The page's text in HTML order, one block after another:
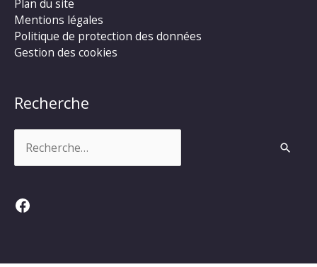
Plan du site
Mentions légales
Politique de protection des données
Gestion des cookies
Recherche
Facebook